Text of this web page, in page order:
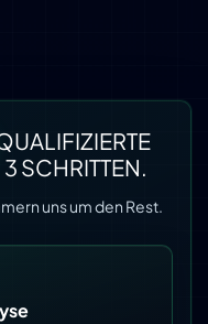
SCHRITTEN.
uns um den Rest.